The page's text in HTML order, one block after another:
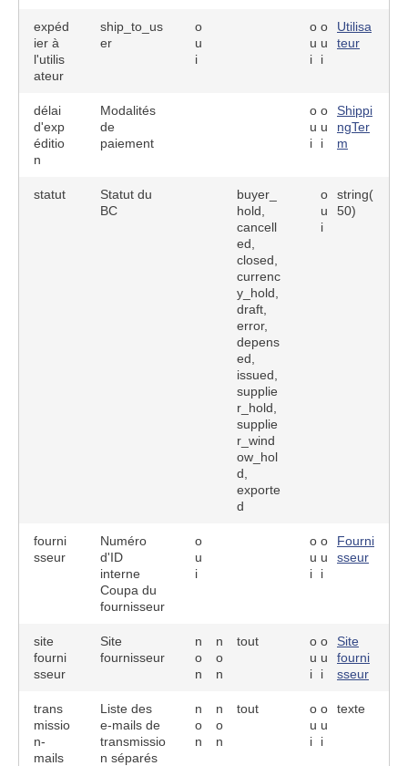
expéd
ier à
l'utilis
ateur
ship_to_us
er
o
u
i
o
u
i
o
u
i
Utilisa
teur
délai
d'exp
éditio
n
Modalités
de
paiement
o
u
i
o
u
i
Shippi
ngTer
m
statut
Statut du
BC
buyer_
hold,
cancell
ed,
closed,
currenc
y_hold,
draft,
error,
depens
ed,
issued,
supplie
r_hold,
supplie
r_wind
ow_hol
d,
exporte
d
o
u
i
string(
50)
fourni
sseur
Numéro
d'ID
interne
Coupa du
fournisseur
o
u
i
o
u
i
o
u
i
Fourni
sseur
site
fourni
sseur
Site
fournisseur
n
o
n
n
o
n
tout
o
u
i
o
u
i
Site
fourni
sseur
trans
missio
n-
mails
Liste des
e-mails de
transmissio
n séparés
n
o
n
n
o
n
tout
o
u
i
o
u
i
texte